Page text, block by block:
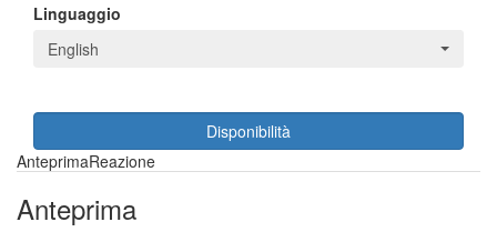
Linguaggio
English
Disponibilità
AnteprimaReazione
Anteprima